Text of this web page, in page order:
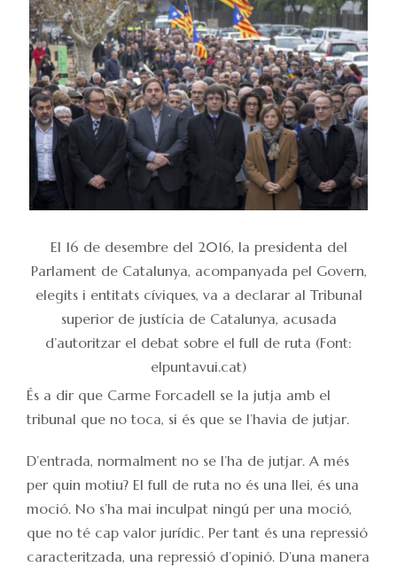
El 16 de desembre del 2016, la presidenta del
Parlament de Catalunya, acompanyada pel Govern,
elegits i entitats cíviques, va a declarar al Tribunal
superior de justícia de Catalunya, acusada
d’autoritzar el debat sobre el full de ruta (Font:
elpuntavui.cat)
És a dir que Carme Forcadell se la jutja amb el
tribunal que no toca, si és que se l’havia de jutjar.
D’entrada, normalment no se l’ha de jutjar. A més
per quin motiu? El full de ruta no és una llei, és una
moció. No s’ha mai inculpat ningú per una moció,
que no té cap valor jurídic. Per tant és una repressió
caracteritzada, una repressió d’opinió. D’una manera